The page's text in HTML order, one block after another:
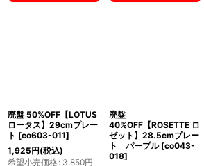
廃盤 50%OFF【LOTUS
ロータス】29cmプレー
ト [co603-011]
1,925円(税込)
希望小売価格: 3,850円
廃盤
40%OFF【ROSETTE ロ
ゼット】28.5cmプレー
ト パープル [co043-
018]